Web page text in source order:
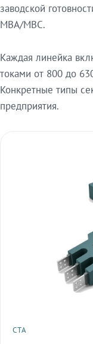
заводской
МВА/МВС.
Каждая линейка
токами от 800 до
Конкретные типы
предприятия.
СТА